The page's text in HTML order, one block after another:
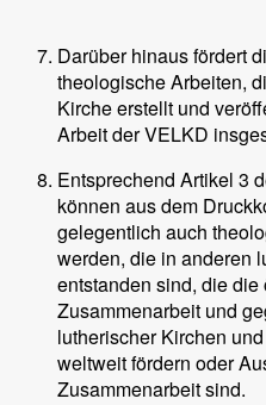
Darüber hinaus fördert
theologische Arbeiten,
Kirche erstellt und
Arbeit der VELKD
Entsprechend Artikel 3
können aus dem
gelegentlich auch
werden, die in anderen
entstanden sind, die
Zusammenarbeit und
lutherischer Kirchen
weltweit fördern oder
Zusammenarbeit sind.